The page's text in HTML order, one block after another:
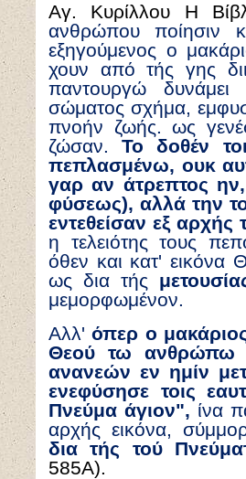
Αγ. Κυρίλλου Η
ανθρώπου ποίησιν
εξηγούμενος ο
χουν από τής γης
παντουργώ
σώματος σχήμα,
πνοήν ζωής. ως
ζώσαν.Το δοθέν
πεπλασμένω, ουκ
γαρ αν άτρεπτος
φύσεως), αλλά την
εντεθείσαν εξ
η τελειότης τους
όθεν και κατ' εικόνα
ως δια τής
μεμορφωμένον.
Αλλ'όπερ ο
Θεού τω ανθρώπω
ανανεών εν ημίν
ενεφύσησε τοις
Πνεύμα άγιον", ίνα
αρχής εικόνα,
δια τής τού
585A).